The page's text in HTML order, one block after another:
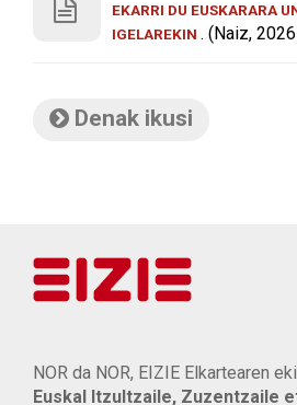
EKARRI DU EUSKARARA
IGELAREKIN . (Naiz,
Denak ikusi
NOR da NOR, EIZIE Elkartearen
Euskal Itzultzaile, Zuzentzaile